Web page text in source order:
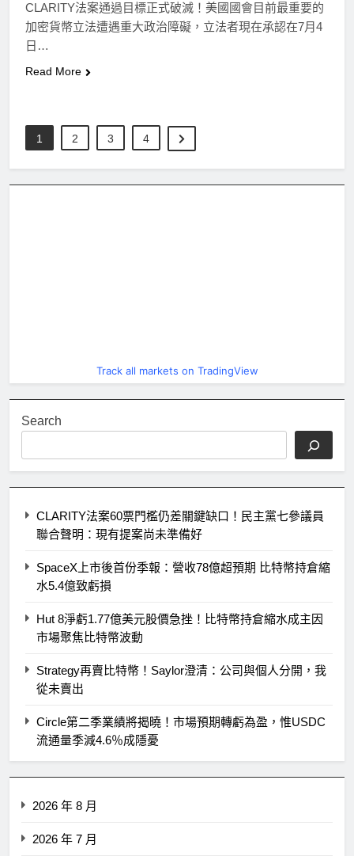
Track all markets on TradingView
Search
CLARITY法案60票門檻仍差關鍵缺口！民主黨七參議員
聯合聲明：現有提案尚未準備好
SpaceX上市後首份季報：營收78億超預期 比特幣持倉縮
水5.4億致虧損
Hut 8淨虧1.77億美元股價急挫！比特幣持倉縮水成主因
市場聚焦比特幣波動
Strategy再賣比特幣！Saylor澄清：公司與個人分開，我
從未賣出
Circle第二季業績將揭曉！市場預期轉虧為盈，惟USDC
流通量季減4.6％成隱憂
2026 年 8 月
2026 年 7 月
CLARITY法案通過目標正式破滅！美國國會目前最重要的
加密貨幣立法遭遇重大政治障礙，立法者現在承認在7月4
日…
Read More
1 2 3 4